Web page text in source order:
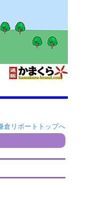
リポートトップへ